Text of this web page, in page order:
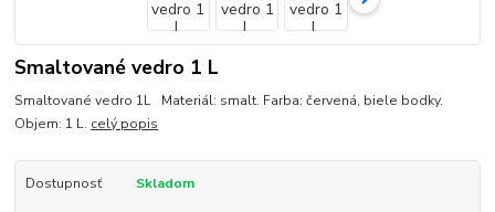
Smaltované vedro 1 L
Smaltované vedro 1L Materiál: smalt. Farba: červená, biele bodky.
Objem: 1 L. celý popis
Dostupnosť Skladom